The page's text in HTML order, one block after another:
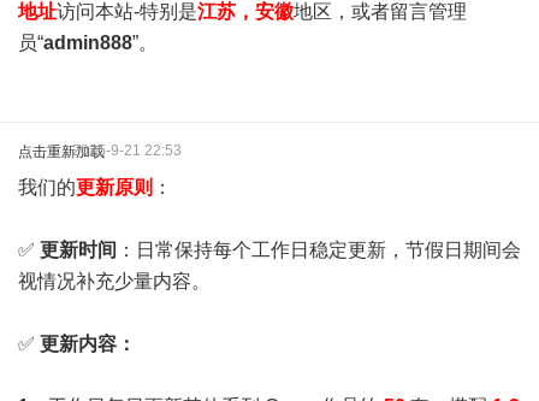
地址访问本站-特别是江苏，安徽地区，或者留言管理
员“admin888”。
点击重新加载2025-9-21 22:53
我们的更新原则 ：
✅ 更新时间 ：日常保持每个工作日稳定更新，节假日期间会
视情况补充少量内容。
✅ 更新内容：